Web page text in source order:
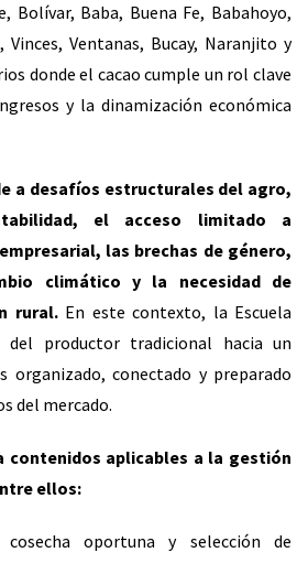
Bolívar, Baba, Buena Fe, Babahoyo,
Vinces, Ventanas, Bucay, Naranjito y
donde el cacao cumple un rol clave
y la dinamización económica
a desafíos estructurales del agro,
el acceso limitado a
las brechas de género,
climático y la necesidad de
rural. En este contexto, la Escuela
del productor tradicional hacia un
organizado, conectado y preparado
del mercado.
contenidos aplicables a la gestión
ellos:
oportuna y selección de